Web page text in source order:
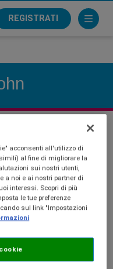
REGISTRATI
in
Bowel
acconsenti all'utilizzo di
al fine di migliorare la
sui nostri utenti,
a noi e ai nostri partner di
interessi. Scopri di più
le tue preferenze
sul link "Impostazioni